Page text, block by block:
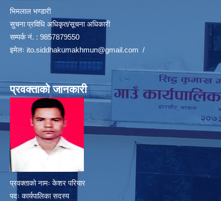
भिमलाल भण्डारी
सुचना प्रविधि अधिकृत/सूचना अधिकारी
सम्पर्क नं. : 9857879550
इमेलः ito.siddhakumakhmun@gmail.com /
प्रवक्ताको जानकारी
प्रवक्ताको नामः केशर परियार
पदः कार्यपालिका सदस्य